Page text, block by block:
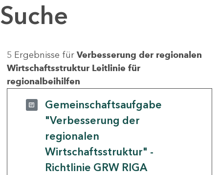
Suche
5 Ergebnisse für Verbesserung der regionalen
Wirtschaftsstruktur Leitlinie für
regionalbeihilfen
Gemeinschaftsaufgabe
"Verbesserung der
regionalen
Wirtschaftsstruktur" -
Richtlinie GRW RIGA